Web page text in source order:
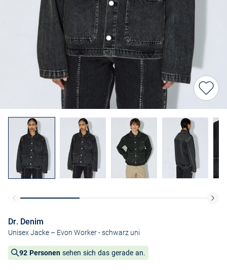
Dr. Denim
Unisex Jacke – Evon Worker- schwarz uni
92 Personen sehen sich das gerade an.